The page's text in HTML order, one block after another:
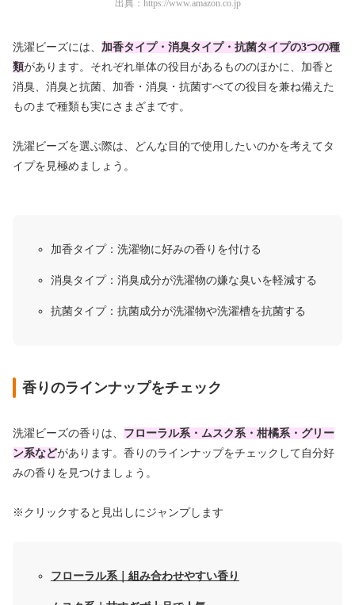
出典： https://www.amazon.co.jp
洗濯ビーズには、 加香タイプ・消臭タイプ・抗菌タイプの3つの種
類があります。それぞれ単体の役目があるもののほかに、加香と
消臭、消臭と抗菌、加香・消臭・抗菌すべての役目を兼ね備えた
ものまで種類も実にさまざまです。
洗濯ビーズを選ぶ際は、どんな目的で使用したいのかを考えてタ
イプを見極めましょう。
加香タイプ：洗濯物に好みの香りを付ける
消臭タイプ：消臭成分が洗濯物の嫌な臭いを軽減する
抗菌タイプ：抗菌成分が洗濯物や洗濯槽を抗菌する
香りのラインナップをチェック
洗濯ビーズの香りは、 フローラル系・ムスク系・柑橘系・グリー
ン系などがあります。香りのラインナップをチェックして自分好
みの香りを見つけましょう。
※クリックすると見出しにジャンプします
フローラル系｜組み合わせやすい香り